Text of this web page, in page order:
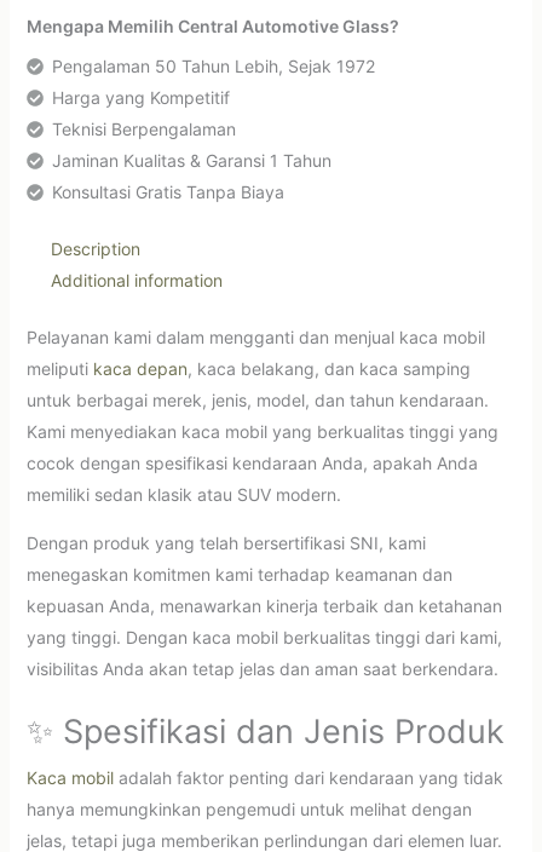
Mengapa Memilih Central Automotive Glass?
Pengalaman 50 Tahun Lebih, Sejak 1972
Harga yang Kompetitif
Teknisi Berpengalaman
Jaminan Kualitas & Garansi 1 Tahun
Konsultasi Gratis Tanpa Biaya
Description
Additional information
Pelayanan kami dalam mengganti dan menjual kaca mobil
meliputi kaca depan, kaca belakang, dan kaca samping
untuk berbagai merek, jenis, model, dan tahun kendaraan.
Kami menyediakan kaca mobil yang berkualitas tinggi yang
cocok dengan spesifikasi kendaraan Anda, apakah Anda
memiliki sedan klasik atau SUV modern.
Dengan produk yang telah bersertifikasi SNI, kami
menegaskan komitmen kami terhadap keamanan dan
kepuasan Anda, menawarkan kinerja terbaik dan ketahanan
yang tinggi. Dengan kaca mobil berkualitas tinggi dari kami,
visibilitas Anda akan tetap jelas dan aman saat berkendara.
✨ Spesifikasi dan Jenis Produk
Kaca mobiladalah faktor penting dari kendaraan yang tidak
hanya memungkinkan pengemudi untuk melihat dengan
jelas, tetapi juga memberikan perlindungan dari elemen luar.